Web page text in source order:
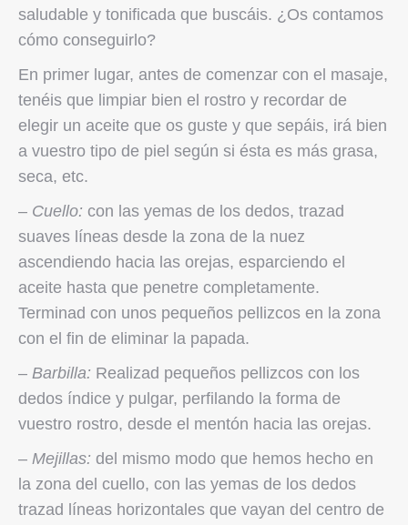
saludable y tonificada que buscáis. ¿Os contamos
cómo conseguirlo?
En primer lugar, antes de comenzar con el masaje,
tenéis que limpiar bien el rostro y recordar de
elegir un aceite que os guste y que sepáis, irá bien
a vuestro tipo de piel según si ésta es más grasa,
seca, etc.
– Cuello: con las yemas de los dedos, trazad
suaves líneas desde la zona de la nuez
ascendiendo hacia las orejas, esparciendo el
aceite hasta que penetre completamente.
Terminad con unos pequeños pellizcos en la zona
con el fin de eliminar la papada.
– Barbilla: Realizad pequeños pellizcos con los
dedos índice y pulgar, perfilando la forma de
vuestro rostro, desde el mentón hacia las orejas.
– Mejillas: del mismo modo que hemos hecho en
la zona del cuello, con las yemas de los dedos
trazad líneas horizontales que vayan del centro de